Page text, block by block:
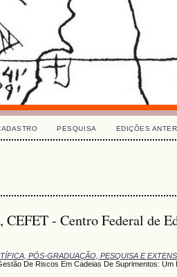
PESQUISA EDIÇÕES
CEFET - Centro Federal de
PÓS-GRADUAÇÃO, PESQUISA E
De Riscos Em Cadeias De Suprimentos: Um